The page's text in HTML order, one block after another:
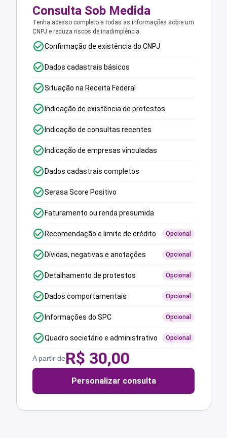
Consulta Sob Medida
Tenha acesso completo a todas as informações sobre um
CNPJ e reduza riscos de inadimplência.
Confirmação de existência do CNPJ
Dados cadastrais básicos
Situação na Receita Federal
Indicação de existência de protestos
Indicação de consultas recentes
Indicação de empresas vinculadas
Dados cadastrais completos
Serasa Score Positivo
Faturamento ou renda presumida
Recomendação e limite de crédito Opcional
Dívidas, negativas e anotações Opcional
Detalhamento de protestos Opcional
Dados comportamentais Opcional
Informações do SPC Opcional
Quadro societário e administrativo Opcional
A partir deR$ 30,00
Personalizar consulta